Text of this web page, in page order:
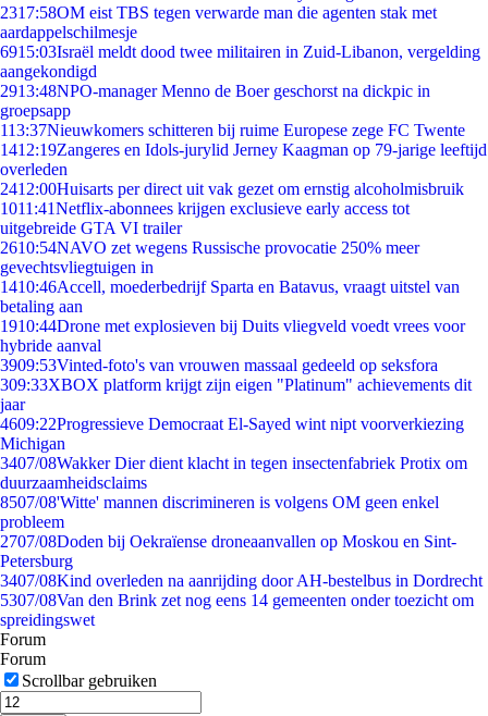
2317:58OM eist TBS tegen verwarde man die agenten stak met
aardappelschilmesje
6915:03Israël meldt dood twee militairen in Zuid-Libanon, vergelding
aangekondigd
2913:48NPO-manager Menno de Boer geschorst na dickpic in
groepsapp
113:37Nieuwkomers schitteren bij ruime Europese zege FC Twente
1412:19Zangeres en Idols-jurylid Jerney Kaagman op 79-jarige leeftijd
overleden
2412:00Huisarts per direct uit vak gezet om ernstig alcoholmisbruik
1011:41Netflix-abonnees krijgen exclusieve early access tot
uitgebreide GTA VI trailer
2610:54NAVO zet wegens Russische provocatie 250% meer
gevechtsvliegtuigen in
1410:46Accell, moederbedrijf Sparta en Batavus, vraagt uitstel van
betaling aan
1910:44Drone met explosieven bij Duits vliegveld voedt vrees voor
hybride aanval
3909:53Vinted-foto's van vrouwen massaal gedeeld op seksfora
309:33XBOX platform krijgt zijn eigen "Platinum" achievements dit
jaar
4609:22Progressieve Democraat El-Sayed wint nipt voorverkiezing
Michigan
3407/08Wakker Dier dient klacht in tegen insectenfabriek Protix om
duurzaamheidsclaims
8507/08'Witte' mannen discrimineren is volgens OM geen enkel
probleem
2707/08Doden bij Oekraïense droneaanvallen op Moskou en Sint-
Petersburg
3407/08Kind overleden na aanrijding door AH-bestelbus in Dordrecht
5307/08Van den Brink zet nog eens 14 gemeenten onder toezicht om
spreidingswet
Forum
Forum
Scrollbar gebruiken